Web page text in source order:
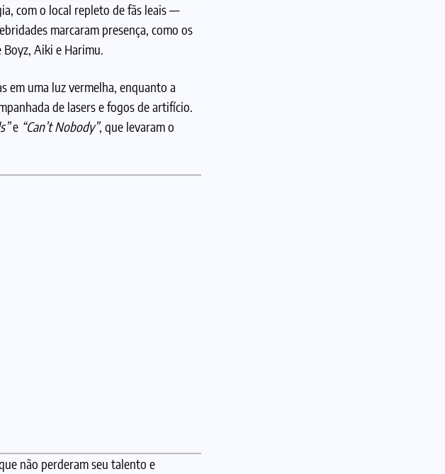
com o local repleto de fãs leais —
marcaram presença, como os
Aiki e Harimu.
em uma luz vermelha, enquanto a
de lasers e fogos de artifício.
e “Can’t Nobody”, que levaram o
não perderam seu talento e